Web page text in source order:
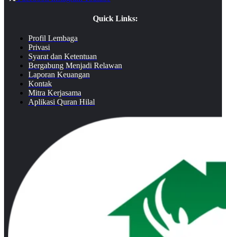
Quick Links:
Profil Lembaga
Privasi
Syarat dan Ketentuan
Bergabung Menjadi Relawan
Laporan Keuangan
Kontak
Mitra Kerjasama
Aplikasi Quran Hilal